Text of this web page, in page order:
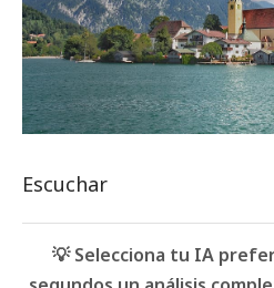
Escuchar
💡 Selecciona tu IA